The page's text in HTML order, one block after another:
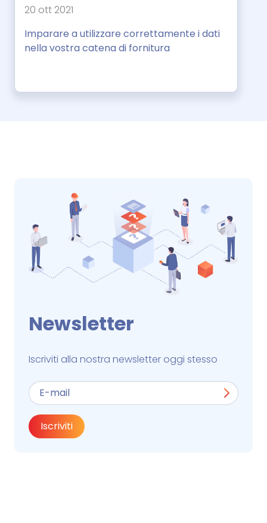
20 ott 2021
Imparare a utilizzare correttamente i dati
nella vostra catena di fornitura
Newsletter
Iscriviti alla nostra newsletter oggi stesso
Iscriviti